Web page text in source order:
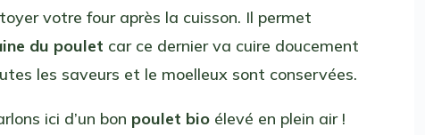
votre four après la cuisson. Il permet
du poulet car ce dernier va cuire doucement
les saveurs et le moelleux sont conservées.
ici d’un bon poulet bio élevé en plein air !